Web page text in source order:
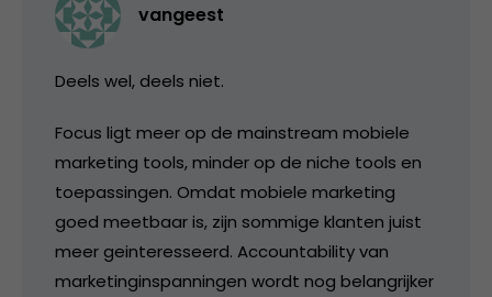
vangeest
Deels wel, deels niet.
Focus ligt meer op de mainstream mobiele
marketing tools, minder op de niche tools en
toepassingen. Omdat mobiele marketing
goed meetbaar is, zijn sommige klanten juist
meer geinteresseerd. Accountability van
marketinginspanningen wordt nog belangrijker